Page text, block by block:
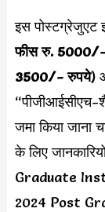
इस पोस्टग्रेजुएट
फीस रु.
3500/- रुपये)
“पीजीआईसीएच-
जमा किया जाना
के लिए
Graduate
2024 Post